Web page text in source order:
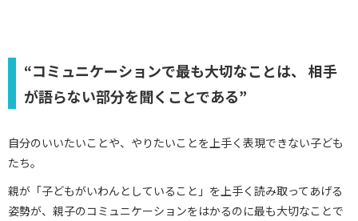
“コミュニケーションで最も大切なことは、 相手
が語らない部分を聞くことである”
自分のいいたいことや、やりたいことを上手く表現できない子ども
たち。
親が「子どもがいわんとしていること」を上手く読み取ってあげる
姿勢が、親子のコミュニケーションをはかるのに最も大切なことで